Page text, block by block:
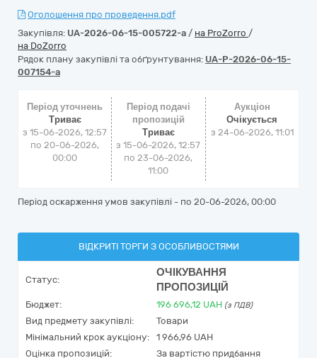
Оголошення про проведення.pdf
Закупівля: UA-2026-06-15-005722-a / на ProZorro /
на DoZorro
Рядок плану закупівлі та обґрунтування: UA-P-2026-06-15-
007154-a
Період уточнень
Триває
з 15-06-2026, 12:57
по 20-06-2026,
00:00
Період подачі
пропозицій
Триває
з 15-06-2026, 12:57
по 23-06-2026,
11:00
Аукціон
Очікується
з 24-06-2026, 11:01
Період оскарження умов закупівлі - по 20-06-2026, 00:00
ВІДКРИТІ ТОРГИ З ОСОБЛИВОСТЯМИ
Статус:
ОЧІКУВАННЯ
ПРОПОЗИЦІЙ
Бюджет: 196 696,12 UAH (з ПДВ)
Вид предмету закупівлі:
Товари
Мінімальний крок аукціону:
1 966,96 UAH
Оцінка пропозицій:
За вартістю придбання